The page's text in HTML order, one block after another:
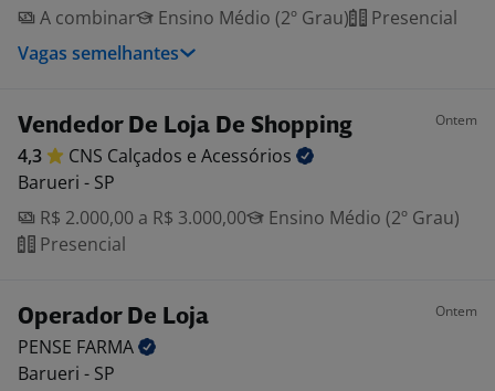
A combinar
Ensino Médio (2º Grau)
Presencial
Vagas semelhantes
Vendedor De Loja De Shopping Ontem
4,3 CNS Calçados e Acessórios
Barueri - SP
R$ 2.000,00 a R$ 3.000,00
Ensino Médio (2º Grau)
Presencial
Operador De Loja Ontem
PENSE FARMA
Barueri - SP